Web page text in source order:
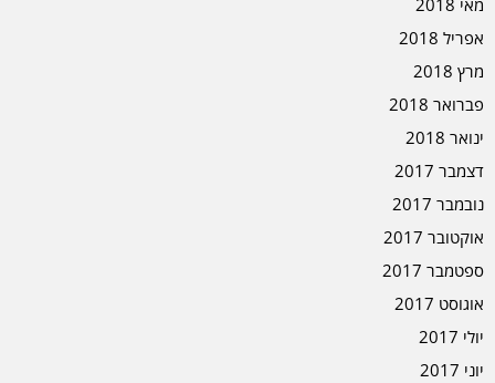
מאי 2018
אפריל 2018
מרץ 2018
פברואר 2018
ינואר 2018
דצמבר 2017
נובמבר 2017
אוקטובר 2017
ספטמבר 2017
אוגוסט 2017
יולי 2017
יוני 2017